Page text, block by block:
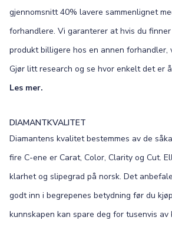
gjennomsnitt 40% lavere sammenlignet
forhandlere. Vi garanterer at hvis du
produkt billigere hos en annen forhandler,
Gjør litt research og se hvor enkelt det er
Les mer.
DIAMANTKVALITET
Diamantens kvalitet bestemmes av de
fire C-ene er Carat, Color, Clarity og Cut.
klarhet og slipegrad på norsk. Det
godt inn i begrepenes betydning før du
kunnskapen kan spare deg for tusenvis av